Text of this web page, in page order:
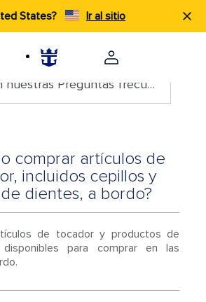
States? Ir al sitio
Busca en nuestras Preguntas frecuentes
comprar artículos de
incluidos cepillos y
dientes, a bordo?
de tocador y productos de
disponibles para comprar en las